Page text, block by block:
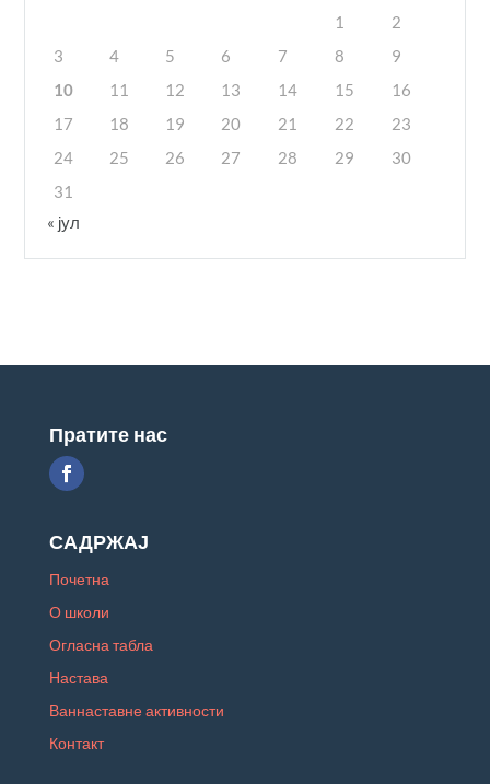
1
2
3
4 5 6 7 8
9
10
11 12 13 14 15
16
17
18 19 20 21 22
23
24
25 26 27 28 29
30
31
« јул
Пратите нас
САДРЖАЈ
Почетна
О школи
Огласна табла
Настава
Ваннаставне активности
Контакт